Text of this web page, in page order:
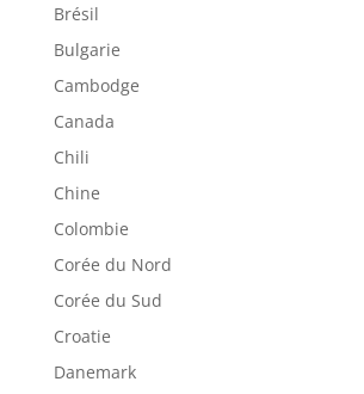
Brésil
Bulgarie
Cambodge
Canada
Chili
Chine
Colombie
Corée du Nord
Corée du Sud
Croatie
Danemark